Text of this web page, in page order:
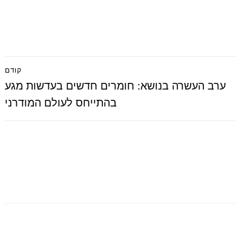
קודם
פוסט
ערב העשרה בנושא: חומרים חדשים בעדשות מגע
בהתייחס לעולם המודרני